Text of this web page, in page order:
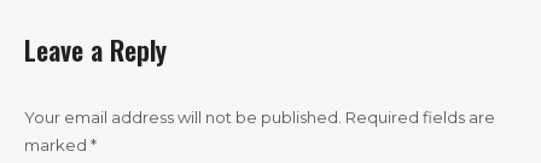
Leave a Reply
Your email address will not be published. Required fields are
marked *